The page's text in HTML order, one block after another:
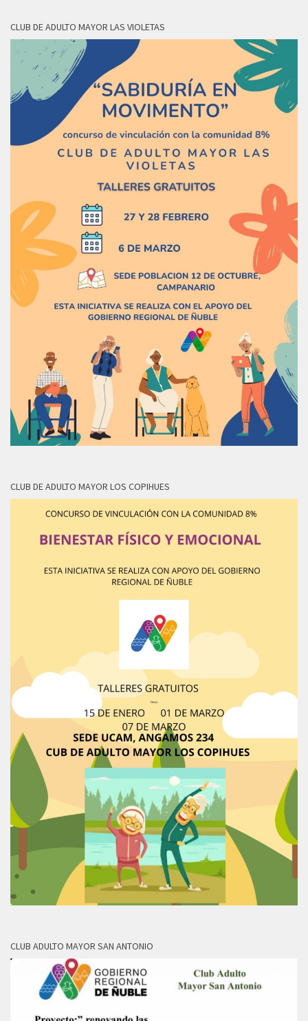
CLUB DE ADULTO MAYOR LAS VIOLETAS
CLUB DE ADULTO MAYOR LOS COPIHUES
CLUB ADULTO MAYOR SAN ANTONIO